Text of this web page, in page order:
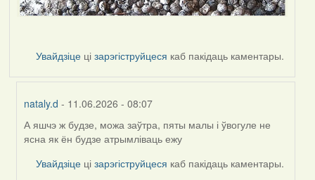
Увайдзіце цізарэгіструйцеся каб пакідаць каментары.
nataly.d - 11.06.2026 - 08:07
In
reply
А яшчэ ж будзе, можа заўтра, пяты малы і ўвогуле не
ясна як ён будзе атрымліваць ежу
Увайдзіце цізарэгіструйцеся каб пакідаць каментары.